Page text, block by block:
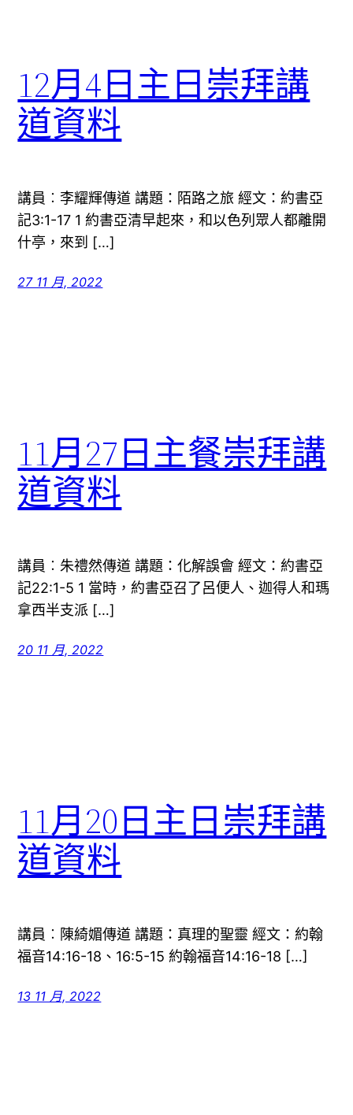
12月4日主日崇拜講
道資料
講員︰李耀輝傳道 講題：陌路之旅 經文：約書亞
記3:1-17 1 約書亞清早起來，和以色列眾人都離開
什亭，來到 […]
27 11 月, 2022
11月27日主餐崇拜講
道資料
講員︰朱禮然傳道 講題：化解誤會 經文：約書亞
記22:1-5 1 當時，約書亞召了呂便人、迦得人和瑪
拿西半支派 […]
20 11 月, 2022
11月20日主日崇拜講
道資料
講員︰陳綺媚傳道 講題：真理的聖靈 經文：約翰
福音14:16-18、16:5-15 約翰福音14:16-18 […]
13 11 月, 2022